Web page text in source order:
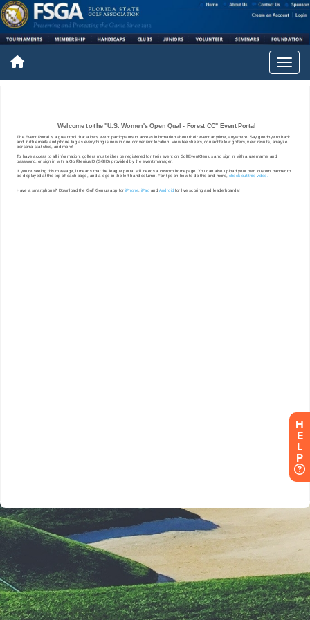
H
E
L
P